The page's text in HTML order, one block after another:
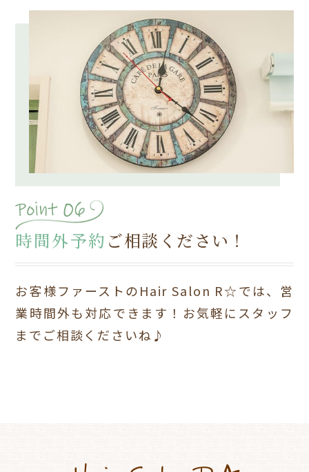
時間外予約 ご相談ください！
お客様ファーストのHair Salon R☆では、営
業時間外も対応できます！ お気軽にスタッフ
までご相談くださいね♪